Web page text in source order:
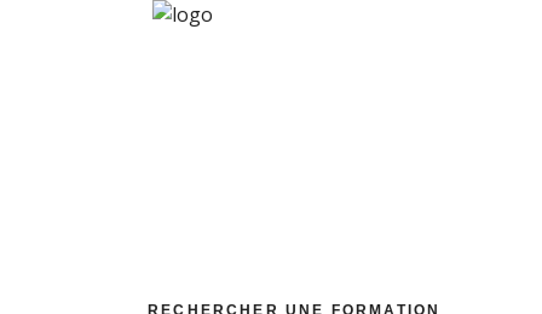
RECHERCHER UNE FORMATION